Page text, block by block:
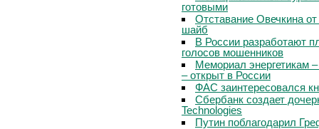
готовыми
Отставание Овечкина
шайб
В России разработают
голосов мошенников
Мемориал энергетикам
– открыт в России
ФАС заинтересовался
Сбербанк создает
Technologies
Путин поблагодарил